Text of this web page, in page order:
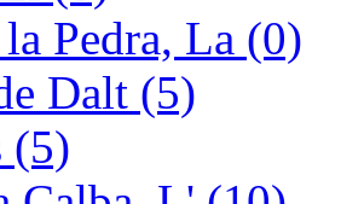
Pedra, La (0)
Dalt (5)
(5)